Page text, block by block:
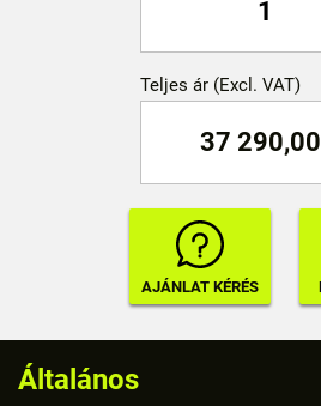
Teljes ár (Excl. VAT)
37 290,00
Általános